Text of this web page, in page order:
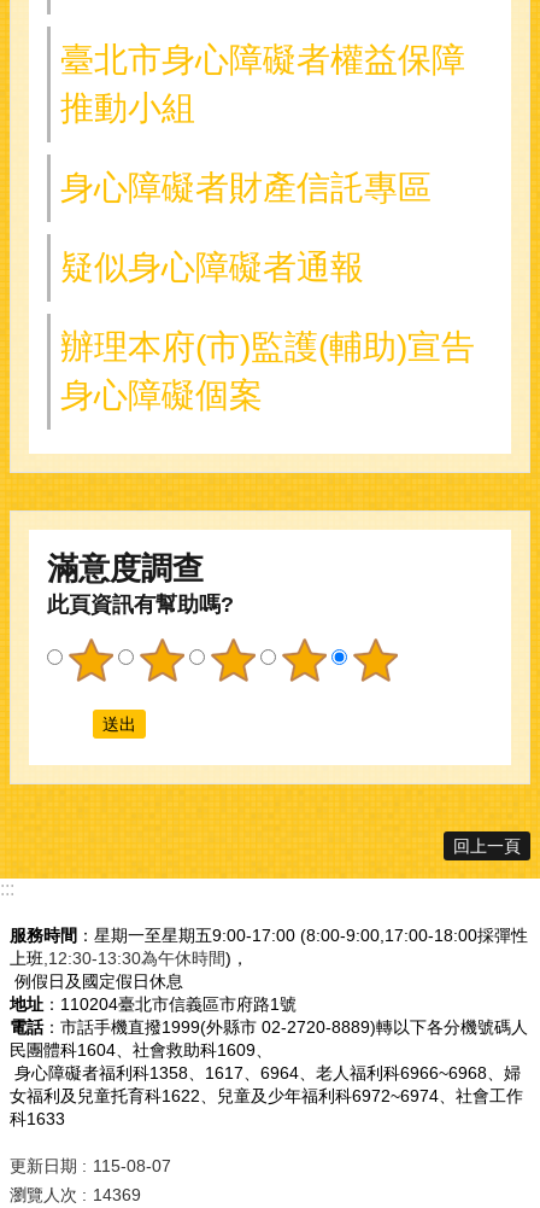
臺北市身心障礙者權益保障
推動小組
身心障礙者財產信託專區
疑似身心障礙者通報
辦理本府(市)監護(輔助)宣告
身心障礙個案
滿意度調查
此頁資訊有幫助嗎?
回上一頁
:::
服務時間 ：星期一至星期五9:00-17:00 (8:00-9:00,17:00-18:00採彈性
上班,12:30-13:30為午休時間)，
例假日及國定假日休息
地址 ：110204臺北市信義區市府路1號
電話：市話手機直撥1999(外縣市 02-2720-8889)轉以下各分機號碼人
民團體科1604、社會救助科1609、
身心障礙者福利科1358、1617、6964、老人福利科6966~6968、婦
女福利及兒童托育科1622、兒童及少年福利科6972~6974、社會工作
科1633
更新日期
115-08-07
瀏覽人次
14369